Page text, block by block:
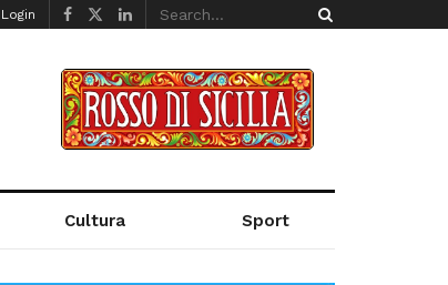
Login
Cultura Sport